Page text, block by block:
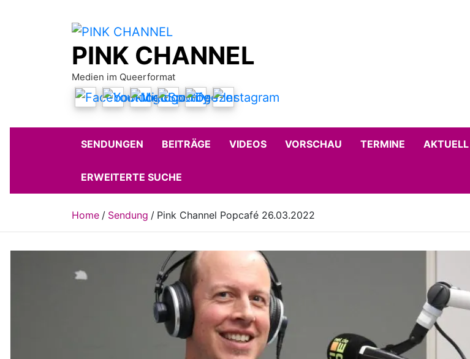
PINK CHANNEL
Medien im Queerformat
SENDUNGEN BEITRÄGE VIDEOS VORSCHAU TERMINE AKTUELL
ERWEITERTE SUCHE
Home Sendung Pink Channel Popcafé 26.03.2022